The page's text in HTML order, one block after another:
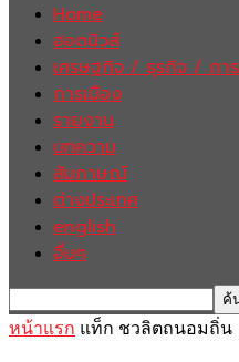
Home
ฮอตนิวส์
เศรษฐกิจ / ธุรกิจ / กา
การเมือง
รายงาน
บทความ
สัมภาษณ์
ต่างประเทศ
english
อื่นๆ
หน้าแรก แท็ก ชวลิตถนอมถิ่น